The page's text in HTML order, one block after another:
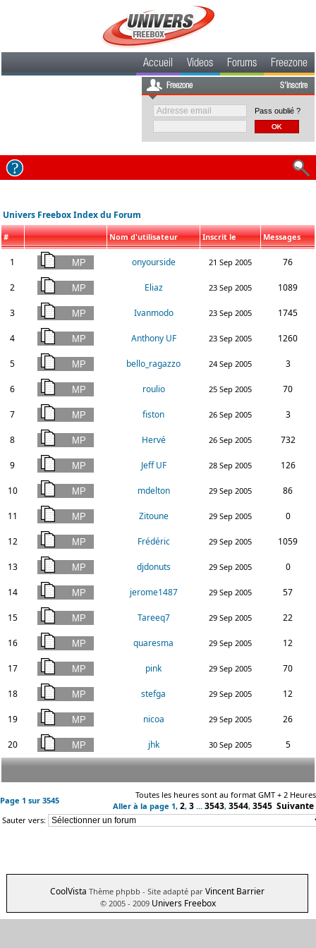
Accueil Videos Forums Freezone
Freezone S'inscrire
Pass oublié ?
Univers Freebox Index du Forum
# Nom d'utilisateur Inscrit le Messages
1 onyourside 21 Sep 2005 76
2 Eliaz 23 Sep 2005 1089
3 Ivanmodo 23 Sep 2005 1745
4 Anthony UF 23 Sep 2005 1260
5 bello_ragazzo 24 Sep 2005 3
6 roulio 25 Sep 2005 70
7 fiston 26 Sep 2005 3
8 Hervé 26 Sep 2005 732
9 Jeff UF 28 Sep 2005 126
10 mdelton 29 Sep 2005 86
11 Zitoune 29 Sep 2005 0
12 Frédéric 29 Sep 2005 1059
13 djdonuts 29 Sep 2005 0
14 jerome1487 29 Sep 2005 57
15 Tareeq7 29 Sep 2005 22
16 quaresma 29 Sep 2005 12
17 pink 29 Sep 2005 70
18 stefga 29 Sep 2005 12
19 nicoa 29 Sep 2005 26
20 jhk 30 Sep 2005 5
Page 1 sur 3545
Toutes les heures sont au format GMT + 2 Heures
Aller à la page 1, 2, 3 ... 3543, 3544, 3545 Suivante
Sauter vers:
CoolVista Thème phpbb - Site adapté par Vincent Barrier
© 2005 - 2009 Univers Freebox